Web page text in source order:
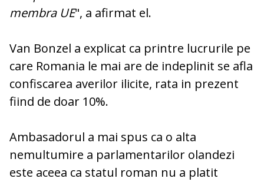
membra UE", a afirmat el.
Van Bonzel a explicat ca printre lucrurile pe
care Romania le mai are de indeplinit se afla
confiscarea averilor ilicite, rata in prezent
fiind de doar 10%.
Ambasadorul a mai spus ca o alta
nemultumire a parlamentarilor olandezi
este aceea ca statul roman nu a platit